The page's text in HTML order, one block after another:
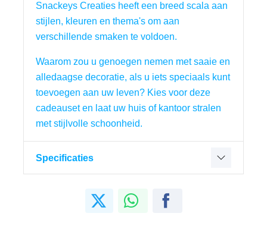
Snackeys Creaties heeft een breed scala aan
stijlen, kleuren en thema's om aan
verschillende smaken te voldoen.
Waarom zou u genoegen nemen met saaie en
alledaagse decoratie, als u iets speciaals kunt
toevoegen aan uw leven? Kies voor deze
cadeauset en laat uw huis of kantoor stralen
met stijlvolle schoonheid.
Specificaties